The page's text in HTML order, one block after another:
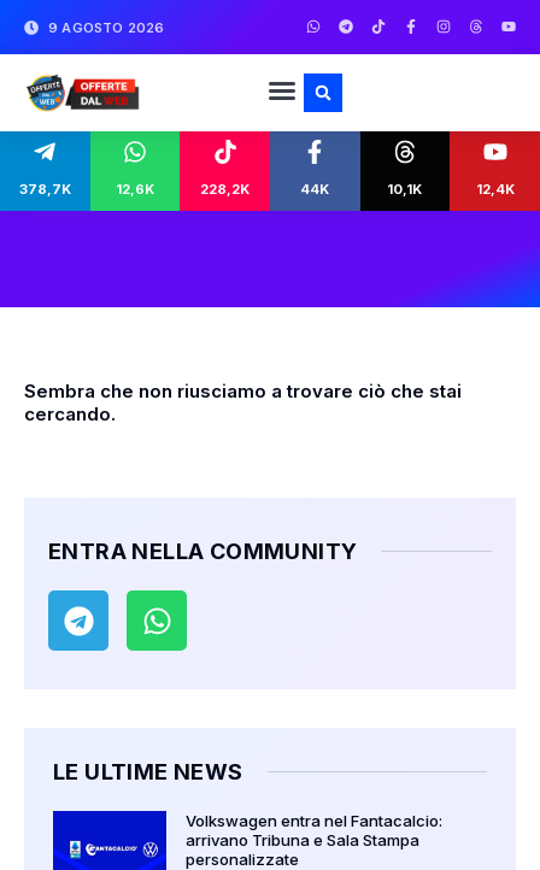
9 AGOSTO 2026
378,7K 12,6K 228,2K 44K 10,1K 12,4K
Sembra che non riusciamo a trovare ciò che stai
cercando.
ENTRA NELLA COMMUNITY
LE ULTIME NEWS
Volkswagen entra nel Fantacalcio:
arrivano Tribuna e Sala Stampa
personalizzate